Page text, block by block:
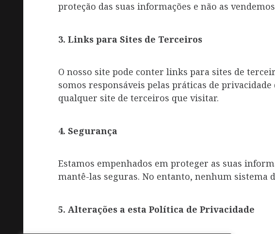
proteção das suas informações e não as
3. Links para Sites de Terceiros
O nosso site pode conter links para sites de
somos responsáveis pelas práticas de
qualquer site de terceiros que visitar.
4. Segurança
Estamos empenhados em proteger as suas
mantê-las seguras. No entanto, nenhum sistema
5. Alterações a esta Política de Privacidade